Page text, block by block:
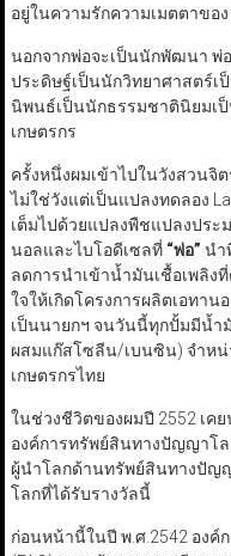
อยู่ในความรักความเมตตาของ
นอกจากพ่อจะเป็นนักพัฒนา พ่
ประดิษฐ์เป็นนักวิทยาศาสตร์เ
นิพนธ์เป็นนักธรรมชาตินิยมเ
เกษตรกร
ครั้งหนึ่งผมเข้าไปในวังสวนจิ
ไม่ใช่วังแต่เป็นแปลงทดลอง
เต็มไปด้วยแปลงพืชแปลงประ
นอลและไบโอดีเซลที่ “พ่อ” นำ
ลดการนำเข้าน้ำมันเชื้อเพลิง
ใจให้เกิดโครงการผลิตเอทา
เป็นนายกฯ จนวันนี้ทุกปั้มมีน้ำ
ผสมแก๊สโซลีน/เบนซิน) จำหน่
เกษตรกรไทย
ในช่วงชีวิตของผมปี 2552 เคย
องค์การทรัพย์สินทางปัญญาโล
ผู้นำโลกด้านทรัพย์สินทางปัญ
โลกที่ได้รับรางวัลนี้
ก่อนหน้านี้ในปี พ.ศ.2542 องค์